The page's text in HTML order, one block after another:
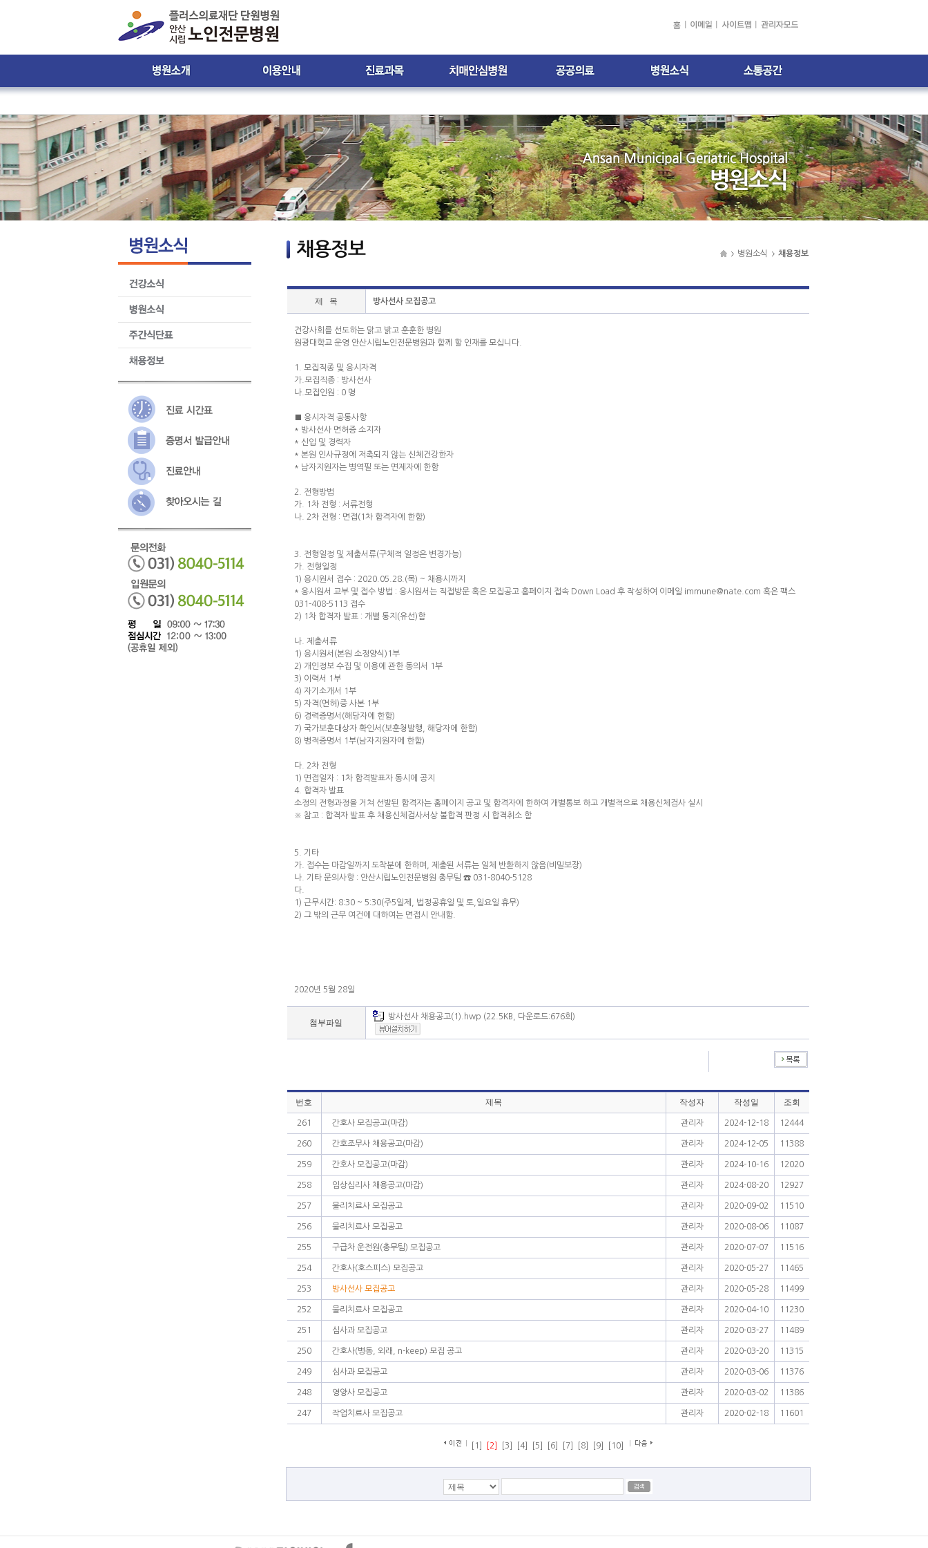
비젼 & 미션
병원 둘러보기
윤리강령
찾아오시는 길
진료시간표
입ㆍ퇴원 안내
입원생활 안내
원내 배치도 안내
원내 전화번호 안내
제증명서발급안내
신경과
재활의학과
가정의학과
한방과
스누젤렌 치료실
지원프로그램
자원봉사 및 후원
가족 자조모임
프로그램 갤러리
월간소식지
병원소식
주간식단표
채용정보
고객의 소리
전문의 1:1 상담
병원소식 채용정보
제 목 방사선사 모집공고
건강사회를 선도하는 맑고 밝고 훈훈한 병원
원광대학교 운영 안산시립노인전문병원과 함께 할 인재를 모십니다.
1. 모집직종 및 응시자격
가.모집직종 : 방사선사
나.모집인원 : 0 명
■ 응시자격 공통사항
* 방사선사 면허증 소지자
* 신입 및 경력자
* 본원 인사규정에 저촉되지 않는 신체건강한자
* 남자지원자는 병역필 또는 면제자에 한함
2. 전형방법
가. 1차 전형 : 서류전형
나. 2차 전형 : 면접(1차 합격자에 한함)
3. 전형일정 및 제출서류(구체적 일정은 변경가능)
가. 전형일정
1) 응시원서 접수 : 2020.05.28.(목) ~ 채용시까지
* 응시원서 교부 및 접수 방법 : 응시원서는 직접방문 혹은 모집공고 홈페이지 접속 Down Load 후 작성하여 이메일 immune@nate.com 혹은 팩스
031-408-5113 접수
2) 1차 합격자 발표 : 개별 통지(유선)함
나. 제출서류
1) 응시원서(본원 소정양식)1부
2) 개인정보 수집 및 이용에 관한 동의서 1부
3) 이력서 1부
4) 자기소개서 1부
5) 자격(면허)증 사본 1부
6) 경력증명서(해당자에 한함)
7) 국가보훈대상자 확인서(보훈청발행, 해당자에 한함)
8) 병적증명서 1부(남자지원자에 한함)
다. 2차 전형
1) 면접일자 : 1차 합격발표자 동시에 공지
4. 합격자 발표
소정의 전형과정을 거쳐 선발된 합격자는 홈페이지 공고 및 합격자에 한하여 개별통보 하고 개별적으로 채용신체검사 실시
※ 참고 : 합격자 발표 후 채용신체검사서상 불합격 판정 시 합격취소 함
5. 기타
가. 접수는 마감일까지 도착분에 한하며, 제출된 서류는 일체 반환하지 않음(비밀보장)
나. 기타 문의사항 : 안산시립노인전문병원 총무팀 ☎ 031-8040-5128
다.
1) 근무시간: 8:30 ~ 5:30(주5일제, 법정공휴일 및 토,일요일 휴무)
2) 그 밖의 근무 여건에 대하여는 면접시 안내함.
2020년 5월 28일
첨부파일
방사선사 채용공고(1).hwp (22.5KB, 다운로드:676회)
번호 제목 작성자 작성일 조회
261 간호사 모집공고(마감) 관리자 2024-12-18 12444
260 간호조무사 채용공고(마감) 관리자 2024-12-05 11388
259 간호사 모집공고(마감) 관리자 2024-10-16 12020
258 임상심리사 채용공고(마감) 관리자 2024-08-20 12927
257 물리치료사 모집공고 관리자 2020-09-02 11510
256 물리치료사 모집공고 관리자 2020-08-06 11087
255 구급차 운전원(총무팀) 모집공고 관리자 2020-07-07 11516
254 간호사(호스피스) 모집공고 관리자 2020-05-27 11465
253 방사선사 모집공고 관리자 2020-05-28 11499
252 물리치료사 모집공고 관리자 2020-04-10 11230
251 심사과 모집공고 관리자 2020-03-27 11489
250 간호사(병동, 외래, n-keep) 모집 공고 관리자 2020-03-20 11315
249 심사과 모집공고 관리자 2020-03-06 11376
248 영양사 모집공고 관리자 2020-03-02 11386
247 작업치료사 모집공고 관리자 2020-02-18 11601
[1] [2] [3] [4] [5] [6] [7] [8] [9] [10]